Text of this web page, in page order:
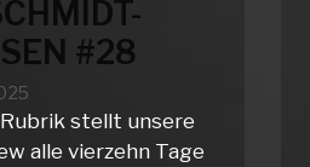
#28
stellt unsere
alle vierzehn Tage